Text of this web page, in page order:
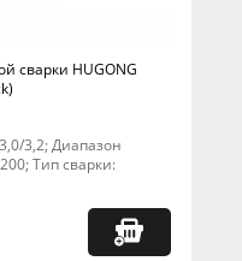
сварки HUGONG
3,2; Диапазон
Тип сварки: